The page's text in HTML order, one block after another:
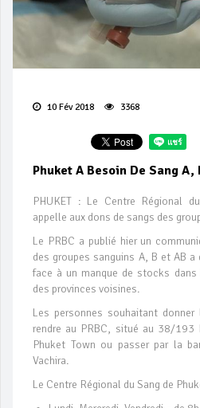
10 Fév 2018 3368
Phuket A Besoin De Sang A,
PHUKET : Le Centre Régional
appelle aux dons de sangs des
Le PRBC a publié hier un
des groupes sanguins A, B et AB
face à un manque de stocks
des provinces voisines.
Les personnes souhaitant
rendre au PRBC, situé au 38/
Phuket Town ou passer par la
Vachira.
Le Centre Régional du Sang de